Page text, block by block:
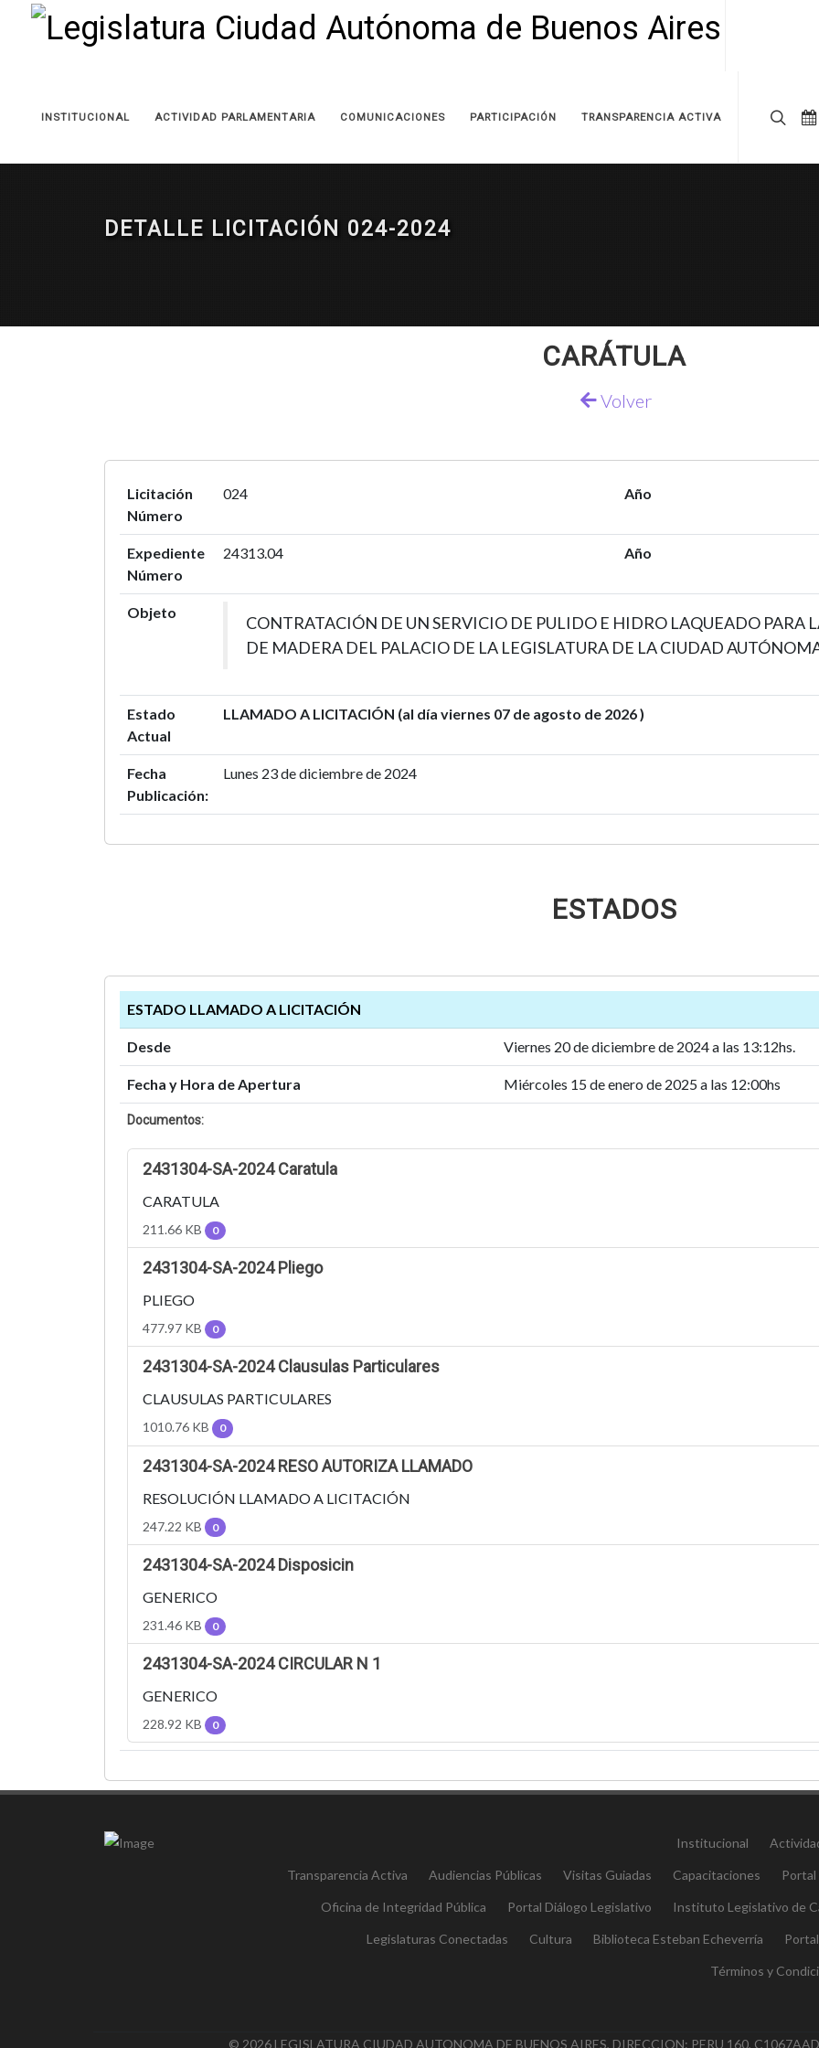
INSTITUCIONAL ACTIVIDAD PARLAMENTARIA COMUNICACIONES PARTICIPACIÓN TRANSPARENCIA ACTIVA
DETALLE LICITACIÓN 024-2024
CARÁTULA
Volver
Licitación
Número
024 Año
Expediente
Número
24313.04 Año
Objeto
CONTRATACIÓN DE UN SERVICIO DE PULIDO E HIDRO LAQUEADO PARA
DE MADERA DEL PALACIO DE LA LEGISLATURA DE LA CIUDAD
Estado
Actual
LLAMADO A LICITACIÓN (al día viernes 07 de agosto de 2026 )
Fecha
Publicación:
Lunes 23 de diciembre de 2024
ESTADOS
ESTADO LLAMADO A LICITACIÓN
Desde Viernes 20 de diciembre de 2024 a las 13:12hs.
Fecha y Hora de Apertura Miércoles 15 de enero de 2025 a las 12:00hs
Documentos:
2431304-SA-2024 Caratula
CARATULA
211.66 KB 0
2431304-SA-2024 Pliego
PLIEGO
477.97 KB 0
2431304-SA-2024 Clausulas Particulares
CLAUSULAS PARTICULARES
1010.76 KB 0
2431304-SA-2024 RESO AUTORIZA LLAMADO
RESOLUCIÓN LLAMADO A LICITACIÓN
247.22 KB 0
2431304-SA-2024 Disposicin
GENERICO
231.46 KB 0
2431304-SA-2024 CIRCULAR N 1
GENERICO
228.92 KB 0
Institucional
Transparencia Activa Audiencias Públicas Visitas Guiadas Capacitaciones
Oficina de Integridad Pública Portal Diálogo Legislativo Instituto Legislativo de
Legislaturas Conectadas Cultura Biblioteca Esteban Echeverría
Términos y
© 2026 LEGISLATURA CIUDAD AUTONOMA DE BUENOS AIRES, DIRECCION: PERU 160,